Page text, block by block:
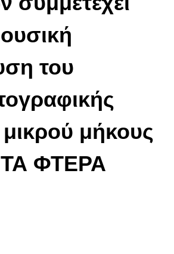
του
μικρού μήκους
ΦΤΕΡΑ